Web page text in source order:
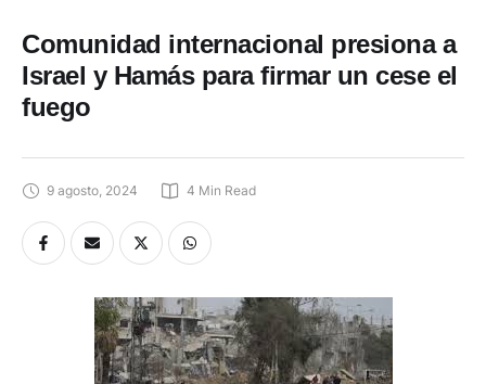
Comunidad internacional presiona a
Israel y Hamás para firmar un cese el
fuego
9 agosto, 2024 4 Min Read